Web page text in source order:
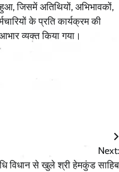
जिसमें अतिथियों, अभिभावकों,
के प्रति कार्यक्रम की
व्यक्त किया गया।
Next:
विधान से खुले श्री हेमकुंड साहिब